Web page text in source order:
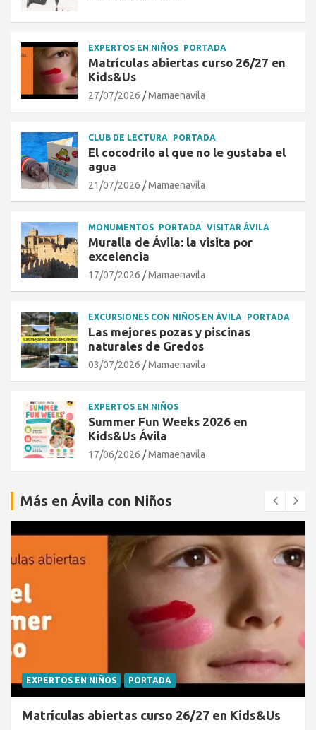
EXPERTOS EN NIÑOS PORTADA
Matrículas abiertas curso 26/27 en
Kids&Us
27/07/2026 Mamaenavila
CLUB DE LECTURA PORTADA
El cocodrilo al que no le gustaba el
agua
21/07/2026 Mamaenavila
MONUMENTOS PORTADA VISITAR ÁVILA
Muralla de Ávila: la visita por
excelencia
17/07/2026 Mamaenavila
EXCURSIONES CON NIÑOS EN ÁVILA PORTADA
Las mejores pozas y piscinas
naturales de Gredos
03/07/2026 Mamaenavila
EXPERTOS EN NIÑOS
Summer Fun Weeks 2026 en
Kids&Us Ávila
17/06/2026 Mamaenavila
Más en Ávila con Niños
EXPERTOS EN NIÑOS PORTADA
Matrículas abiertas curso 26/27 en Kids&Us